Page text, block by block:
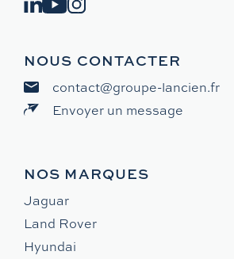
NOUS CONTACTER
contact@groupe-lancien.fr
Envoyer un message
NOS MARQUES
Jaguar
Land Rover
Hyundai